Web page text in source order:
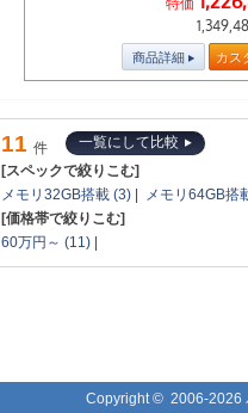
商品詳細 カス
11 件
一覧にして比較
[スペックで絞りこむ]
メモリ32GB搭載 (3)
メモリ64GB搭
[価格帯で絞りこむ]
60万円～ (11)
Copyright © 2006-2026